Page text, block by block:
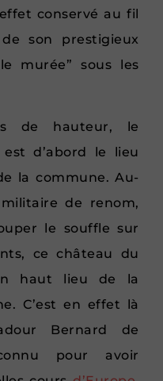
conservé au fil
son prestigieux
murée” sous les
de hauteur, le
est d’abord le lieu
la commune. Au-
de renom,
le souffle sur
ce château du
haut lieu de la
C’est en effet là
Bernard de
pour avoir